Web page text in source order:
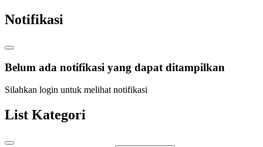
Notifikasi
Belum ada notifikasi yang dapat ditampilkan
Silahkan login untuk melihat notifikasi
List Kategori